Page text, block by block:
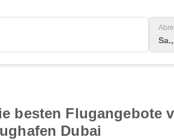
besten Flugangebote
Dubai